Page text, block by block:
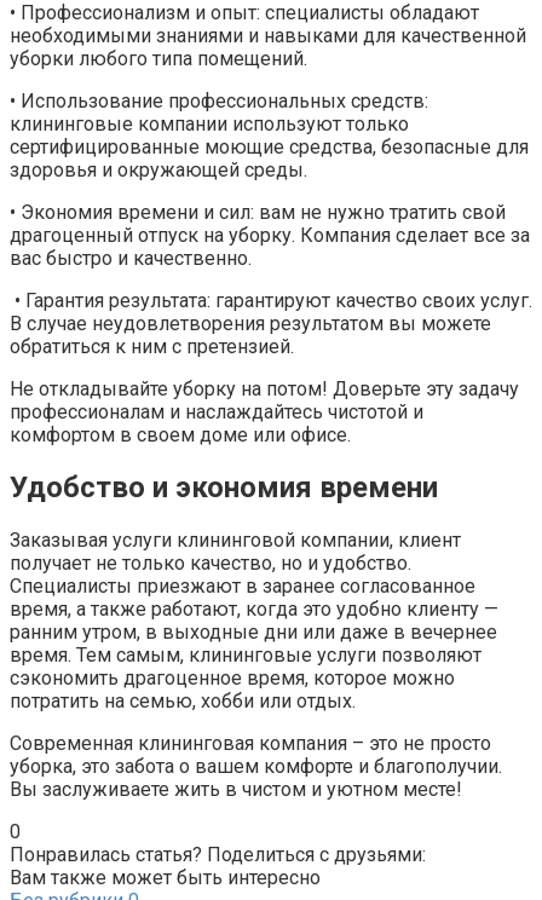
• Профессионализм и опыт: специалисты обладают
необходимыми знаниями и навыками для качественной
уборки любого типа помещений.
• Использование профессиональных средств:
клининговые компании используют только
сертифицированные моющие средства, безопасные для
здоровья и окружающей среды.
• Экономия времени и сил: вам не нужно тратить свой
драгоценный отпуск на уборку. Компания сделает все за
вас быстро и качественно.
• Гарантия результата: гарантируют качество своих услуг.
В случае неудовлетворения результатом вы можете
обратиться к ним с претензией.
Не откладывайте уборку на потом! Доверьте эту задачу
профессионалам и наслаждайтесь чистотой и
комфортом в своем доме или офисе.
Удобство и экономия времени
Заказывая услуги клининговой компании, клиент
получает не только качество, но и удобство.
Специалисты приезжают в заранее согласованное
время, а также работают, когда это удобно клиенту —
ранним утром, в выходные дни или даже в вечернее
время. Тем самым, клининговые услуги позволяют
сэкономить драгоценное время, которое можно
потратить на семью, хобби или отдых.
Современная клининговая компания – это не просто
уборка, это забота о вашем комфорте и благополучии.
Вы заслуживаете жить в чистом и уютном месте!
0
Понравилась статья? Поделиться с друзьями:
Вам также может быть интересно